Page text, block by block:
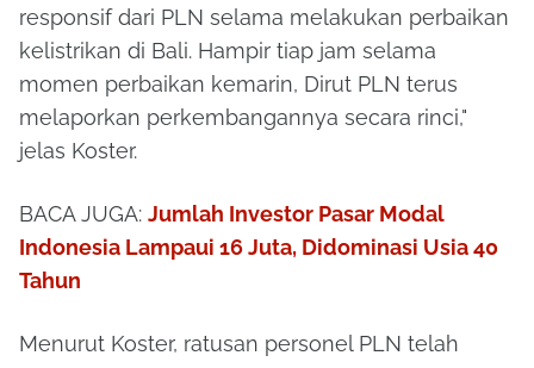
responsif dari PLN selama melakukan perbaikan
kelistrikan di Bali. Hampir tiap jam selama
momen perbaikan kemarin, Dirut PLN terus
melaporkan perkembangannya secara rinci,"
jelas Koster.
BACA JUGA: Jumlah Investor Pasar Modal
Indonesia Lampaui 16 Juta, Didominasi Usia 40
Tahun
Menurut Koster, ratusan personel PLN telah